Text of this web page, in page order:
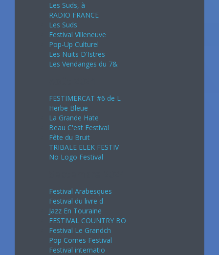
Les Suds, à
RADIO FRANCE
Les Suds
Festival Villeneuve
Pop-Up Culturel
Les Nuits D'Istres
Les Vendanges du 7&
FESTIMERCAT #6 de L
Herbe Bleue
La Grande Hate
Beau C'est Festival
Fête du Bruit
TRIBALE ELEK FESTIV
No Logo Festival
Festival Arabesques
Festival du livre d
Jazz En Touraine
FESTIVAL COUNTRY BO
Festival Le Grandch
Pop Cornes Festival
Festival internatio